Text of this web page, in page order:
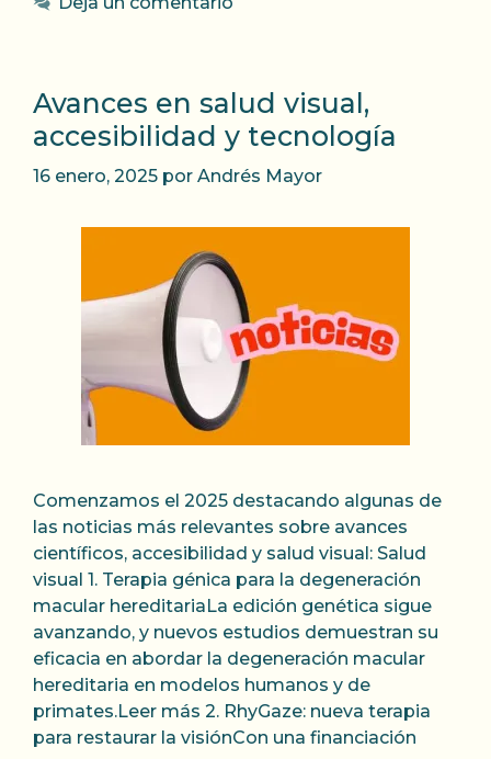
Avances en salud visual,
accesibilidad y tecnología
16 enero, 2025 por Andrés Mayor
Comenzamos el 2025 destacando algunas de
las noticias más relevantes sobre avances
científicos, accesibilidad y salud visual: Salud
visual 1. Terapia génica para la degeneración
macular hereditariaLa edición genética sigue
avanzando, y nuevos estudios demuestran su
eficacia en abordar la degeneración macular
hereditaria en modelos humanos y de
primates.Leer más 2. RhyGaze: nueva terapia
para restaurar la visiónCon una financiación